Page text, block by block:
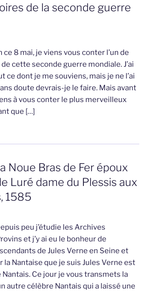
de la seconde guerre
8 mai, je viens vous conter l’un de
cette seconde guerre mondiale. J’ai
ce dont je me souviens, mais je ne l’ai
doute devrais-je le faire. Mais avant
à vous conter le plus merveilleux
que […]
Noue Bras de Fer époux
Luré dame du Plessis aux
1585
peu j’étudie les Archives
et j’y ai eu le bonheur de
de Jules Verne en Seine et
la Nantaise que je suis Jules Verne est
Nantais. Ce jour je vous transmets la
autre célèbre Nantais qui a laissé une